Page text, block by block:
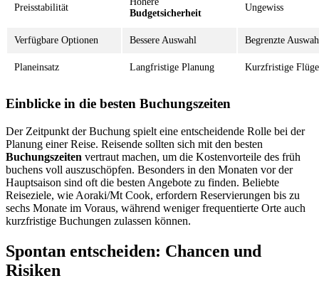
Preisstabilität
Budgetsicherheit
Ungewiss
Verfügbare Optionen Bessere Auswahl Begrenzte
Planeinsatz Langfristige Planung Kurzfristige Flüge
Einblicke in die besten Buchungszeiten
Der Zeitpunkt der Buchung spielt eine entscheidende Rolle bei der
Planung einer Reise. Reisende sollten sich mit den besten
Buchungszeiten vertraut machen, um die Kostenvorteile des früh
buchens voll auszuschöpfen. Besonders in den Monaten vor der
Hauptsaison sind oft die besten Angebote zu finden. Beliebte
Reiseziele, wie Aoraki/Mt Cook, erfordern Reservierungen bis zu
sechs Monate im Voraus, während weniger frequentierte Orte auch
kurzfristige Buchungen zulassen können.
Spontan entscheiden: Chancen und
Risiken